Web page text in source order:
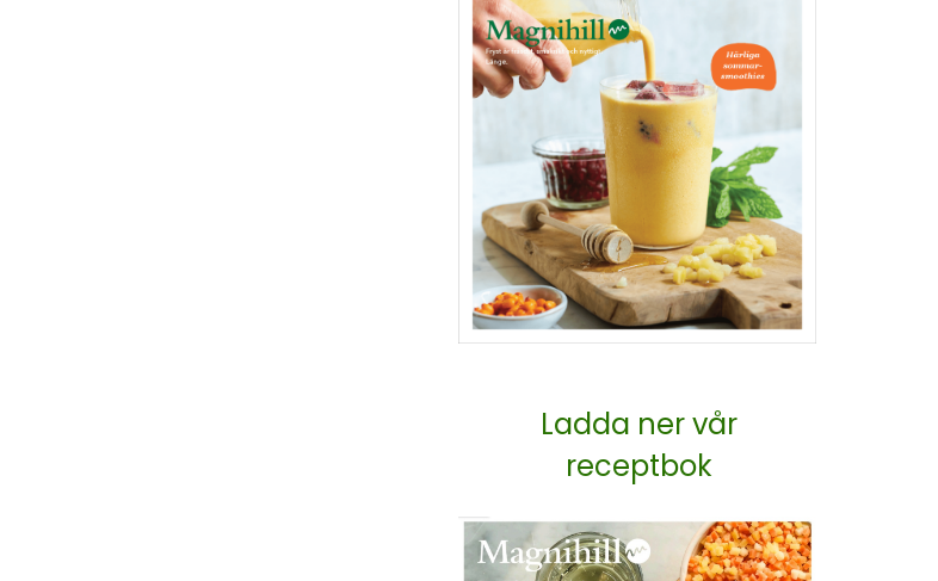
Ladda ner vår
receptbok